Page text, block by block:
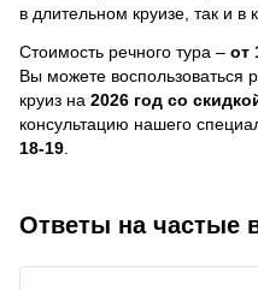
в длительном круизе, так и в
Стоимость речного тура – от
Вы можете воспользоваться
круиз на 2026 год со
консультацию нашего
18-19
Ответы на частые